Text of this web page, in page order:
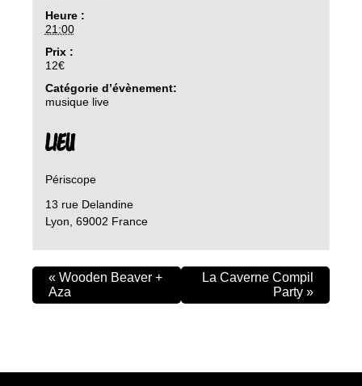
Heure :
21:00
Prix :
12€
Catégorie d’évènement:
musique live
LIEU
Périscope
13 rue Delandine
Lyon 69002 France
« Wooden Beaver +
Aza
La Caverne Compil
Party »